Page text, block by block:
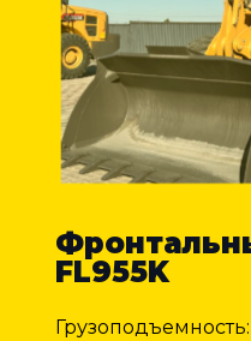
FL955K